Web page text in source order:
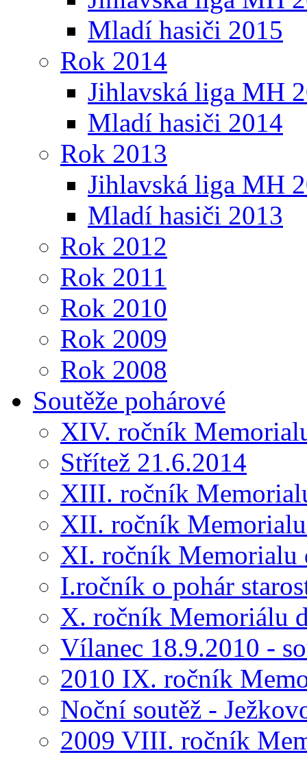
Mladí hasiči 2015
Rok 2014
Jihlavská liga MH
Mladí hasiči 2014
Rok 2013
Jihlavská liga MH
Mladí hasiči 2013
Rok 2012
Rok 2011
Rok 2010
Rok 2009
Rok 2008
Soutěže pohárové
XIV. ročník
Střítež 21.6.2014
XIII. ročník
XII. ročník
XI. ročník Memorialu
I.ročník o pohár
X. ročník Memoriálu
Vílanec 18.9.2010 -
2010 IX. ročník
Noční soutěž -
2009 VIII. ročník